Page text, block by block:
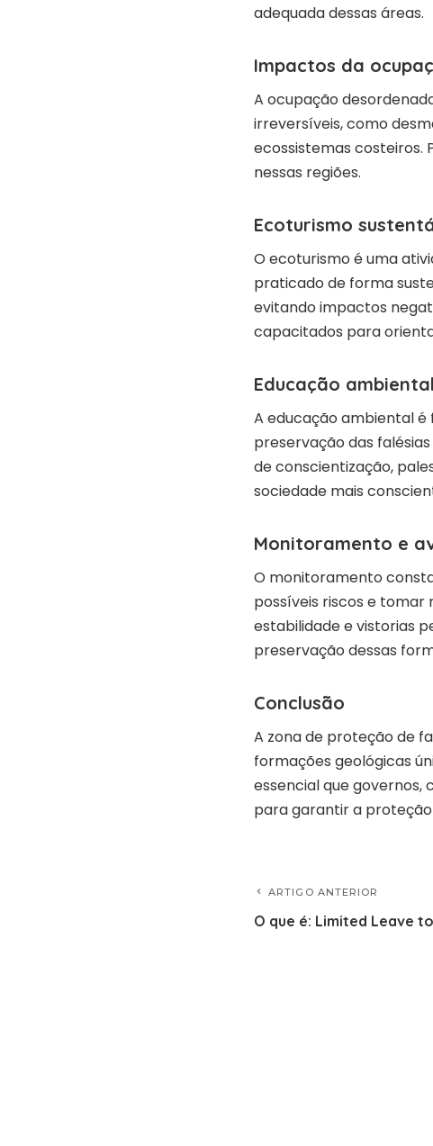
adequada dessas áreas.
Impactos da
A ocupação
irreversíveis, como
ecossistemas costeiros.
nessas regiões.
Ecoturismo
O ecoturismo é uma
praticado de forma
evitando impactos
capacitados para
Educação ambiental
A educação ambiental
preservação das
de conscientização,
sociedade mais
Monitoramento e
O monitoramento
possíveis riscos e tomar
estabilidade e vistorias
preservação dessas
Conclusão
A zona de proteção de
formações geológicas
essencial que
para garantir a
ARTIGO ANTERIOR
O que é: Limited Leave